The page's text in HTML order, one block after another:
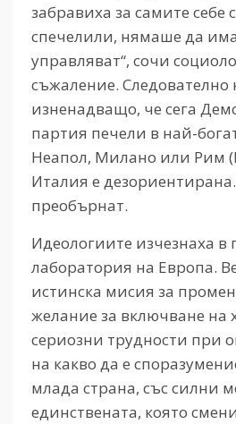
забравиха за самите себе
спечелили, нямаше да
управляват“, сочи
съжаление. Следователно
изненадващо, че сега
партия печели в най-
Неапол, Милано или Рим
Италия е
преобърнат.
Идеологиите изчезнаха в
лаборатория на Европа.
истинска мисия за
желание за включване на
сериозни трудности при
на какво да е
млада страна, със силни
единствената, която